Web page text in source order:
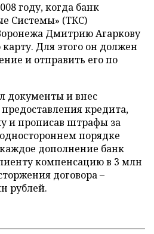
году, когда банк
Системы» (ТКС)
Дмитрию Агаркову
Для этого он должен
и отправить его по
документы и внес
кредита,
и прописав штрафы за
порядке
дополнение банк
компенсацию в 3 млн
договора –
рублей.